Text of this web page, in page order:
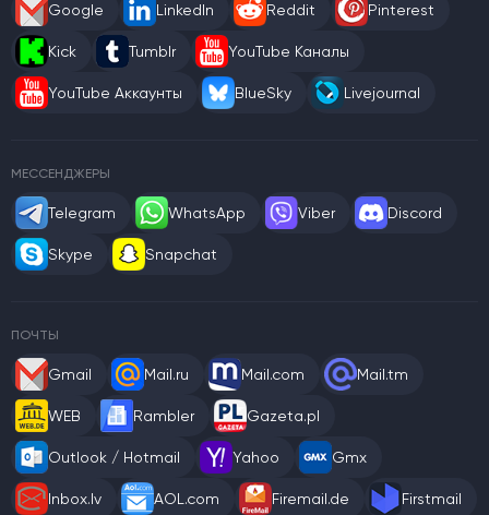
Google LinkedIn Reddit Pinterest
Kick Tumblr YouTube Каналы
YouTube Аккаунты BlueSky Livejournal
МЕССЕНДЖЕРЫ
Telegram WhatsApp Viber Discord
Skype Snapchat
ПОЧТЫ
Gmail Mail.ru Mail.com Mail.tm
WEB Rambler Gazeta.pl
Outlook / Hotmail Yahoo Gmx
Inbox.lv AOL.com Firemail.de Firstmail